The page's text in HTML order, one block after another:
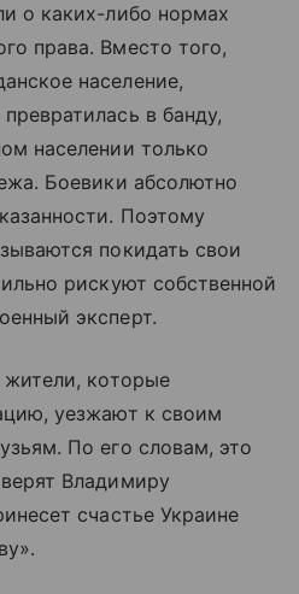
о каких-либо нормах
права. Вместо того,
население,
в банду,
населении только
Боевики абсолютно
Поэтому
покидать свои
рискуют собственной
эксперт.
которые
уезжают к своим
По его словам, это
Владимиру
счастье Украине